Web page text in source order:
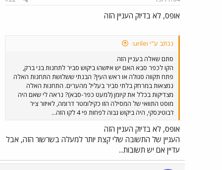
אופס, לא בדיוק העניין הזה
נכתב ע"י urilei:
סתם שאלה בעניין הזה
הקו לכפר סבא האם יש איזשהו ביקוש סביר לתחנות בני ברק,
פתח תקווה סגולה או ראש העין? הבנתי ששלושת התחנות האלה
נמצאות במרחק בלתי סביר בעליל מהערים. התחנות האלה
מצדיקות בכלל את קיומן (למעט כפר-סבא)? נראה לי שאם היה
מוסט התוואי של המסילה הזו כקילומטר דרומה, לאיזור ציר
ז'בוטינסקי, היה ביקוש גבוה לפחות פי 4 לקו הזה...
אופס, לא בדיוק העניין הזה
העניין של התשובה שלי קצת יותר למעלה בשרשור הזה, אבל
עדיין אם יש תשובות...